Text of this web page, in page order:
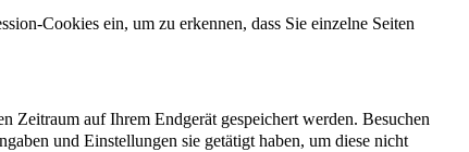
Cookies ein, um zu erkennen, dass Sie einzelne Seiten
Zeitraum auf Ihrem Endgerät gespeichert werden. Besuchen
und Einstellungen sie getätigt haben, um diese nicht